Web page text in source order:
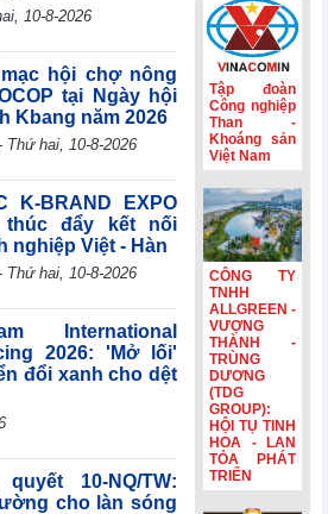
Israel
(CTD) lãi 788 tỷ
đồng năm tài
chính 2026
Sản lượng sản
xuất công nghiệp
khu vực
Eurozone đạt
mức cao nhất
trong gần 4 năm
rưỡi
10-8-2026
hội chợ nông
tại Ngày hội
Kbang năm 2026
Thứ hai, 10-8-2026
K-BRAND EXPO
thúc đẩy kết nối
nghiệp Việt - Hàn
Thứ hai, 10-8-2026
International
2026: 'Mở lối'
đổi xanh cho dệt
quyết 10-NQ/TW:
cho làn sóng
Tập đoàn
Công nghiệp
Than -
Khoáng sản
Việt Nam
CÔNG TY
TNHH
ALLGREEN -
VƯỢNG
THÀNH -
TRÙNG
DƯƠNG
(TDG
GROUP):
HỘI TỤ TINH
HOA - LAN
TỎA PHÁT
TRIỂN